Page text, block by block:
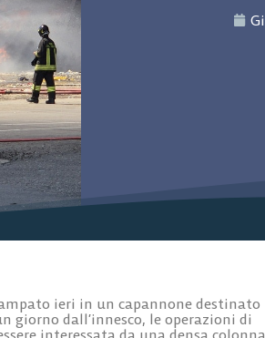
ieri in un capannone destinato
dall’innesco, le operazioni di
interessata da una densa colonna